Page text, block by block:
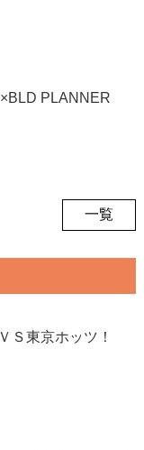
PLANNER
一覧
Ｓ東京ホッツ！